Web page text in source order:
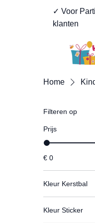
✓ Voor
klanten
Home
Filteren op
Prijs
€ 0
Kleur Kerstbal
Kleur Sticker